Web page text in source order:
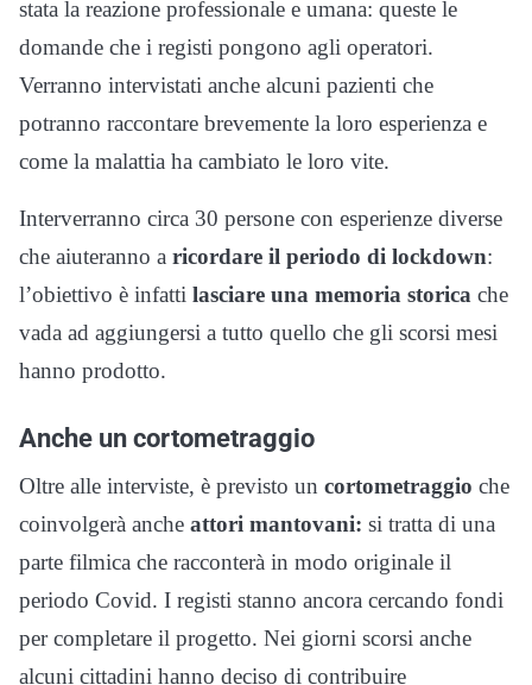
stata la reazione professionale e umana: queste le
domande che i registi pongono agli operatori.
Verranno intervistati anche alcuni pazienti che
potranno raccontare brevemente la loro esperienza e
come la malattia ha cambiato le loro vite.
Interverranno circa 30 persone con esperienze diverse
che aiuteranno a ricordare il periodo di lockdown:
l’obiettivo è infatti lasciare una memoria storica che
vada ad aggiungersi a tutto quello che gli scorsi mesi
hanno prodotto.
Anche un cortometraggio
Oltre alle interviste, è previsto un cortometraggio che
coinvolgerà anche attori mantovani: si tratta di una
parte filmica che racconterà in modo originale il
periodo Covid. I registi stanno ancora cercando fondi
per completare il progetto. Nei giorni scorsi anche
alcuni cittadini hanno deciso di contribuire